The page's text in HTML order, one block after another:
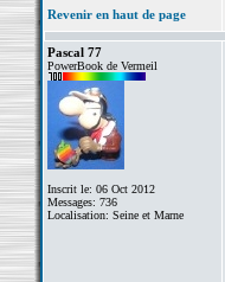
Revenir en haut de page
Pascal 77
PowerBook de Vermeil
Inscrit le: 06 Oct 2012
Messages: 736
Localisation: Seine et Marne